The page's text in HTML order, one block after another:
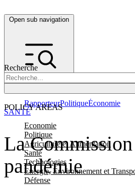
Open sub navigation
Recherche
POLICY AREAS
Economie
Politique
Agriculture et Alimentation
Santé
Technologies
Energie, Environnement et
Défense
RapporteurPolitiqueÉconomie
La
pandémie
SANTÉ